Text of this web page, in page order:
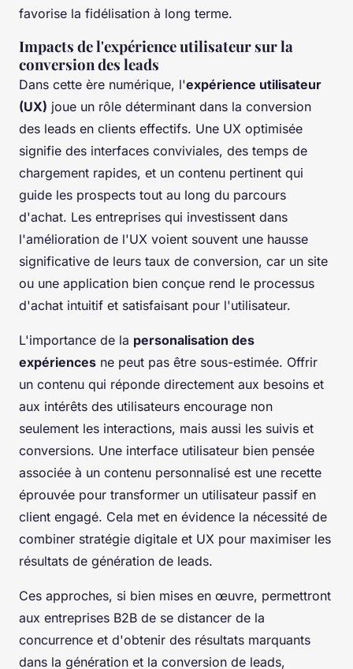
favorise la fidélisation à long terme.
Impacts de l'expérience utilisateur sur la
conversion des leads
Dans cette ère numérique, l'expérience utilisateur
(UX) joue un rôle déterminant dans la conversion
des leads en clients effectifs. Une UX optimisée
signifie des interfaces conviviales, des temps de
chargement rapides, et un contenu pertinent qui
guide les prospects tout au long du parcours
d'achat. Les entreprises qui investissent dans
l'amélioration de l'UX voient souvent une hausse
significative de leurs taux de conversion, car un site
ou une application bien conçue rend le processus
d'achat intuitif et satisfaisant pour l'utilisateur.
L'importance de la personalisation des
expériences ne peut pas être sous-estimée. Offrir
un contenu qui réponde directement aux besoins et
aux intérêts des utilisateurs encourage non
seulement les interactions, mais aussi les suivis et
conversions. Une interface utilisateur bien pensée
associée à un contenu personnalisé est une recette
éprouvée pour transformer un utilisateur passif en
client engagé. Cela met en évidence la nécessité de
combiner stratégie digitale et UX pour maximiser les
résultats de génération de leads.
Ces approches, si bien mises en œuvre, permettront
aux entreprises B2B de se distancer de la
concurrence et d'obtenir des résultats marquants
dans la génération et la conversion de leads,